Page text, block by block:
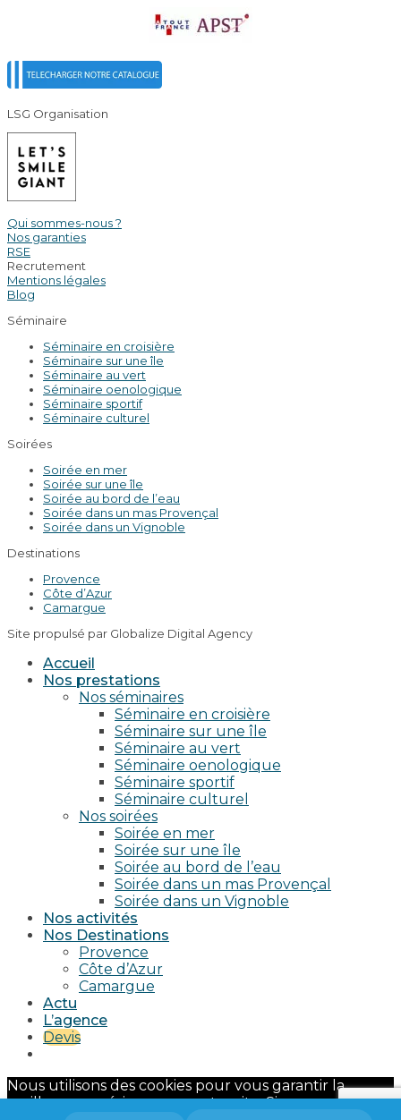
LSG Organisation
Qui sommes-nous ?
Nos garanties
RSE
Recrutement
Mentions légales
Blog
Séminaire
Séminaire en croisière
Séminaire sur une île
Séminaire au vert
Séminaire oenologique
Séminaire sportif
Séminaire culturel
Soirées
Soirée en mer
Soirée sur une île
Soirée au bord de l’eau
Soirée dans un mas Provençal
Soirée dans un Vignoble
Destinations
Provence
Côte d’Azur
Camargue
Site propulsé par Globalize Digital Agency
Accueil
Nos prestations
Nos séminaires
Séminaire en croisière
Séminaire sur une île
Séminaire au vert
Séminaire oenologique
Séminaire sportif
Séminaire culturel
Nos soirées
Soirée en mer
Soirée sur une île
Soirée au bord de l’eau
Soirée dans un mas Provençal
Soirée dans un Vignoble
Nos activités
Nos Destinations
Provence
Côte d’Azur
Camargue
Actu
L’agence
Devis
Nous utilisons des cookies pour vous garantir la
meilleure expérience sur notre site. Si vous continuez